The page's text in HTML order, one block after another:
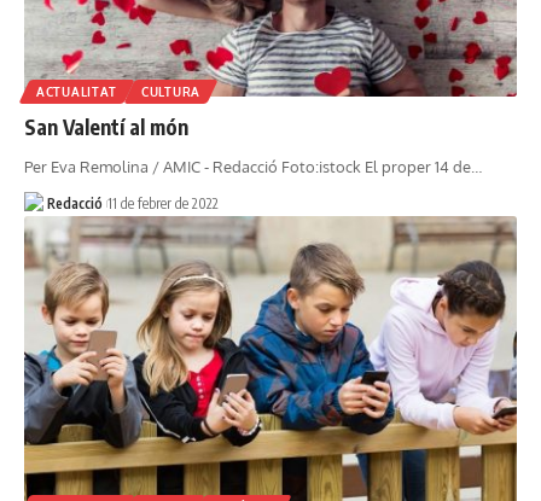
ACTUALITAT CULTURA
San Valentí al món
Per Eva Remolina / AMIC - Redacció Foto:istock El proper 14 de…
Redacció 11 de febrer de 2022